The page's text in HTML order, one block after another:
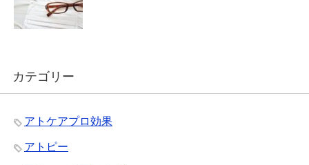
カテゴリー
アトケアプロ効果
アトピー